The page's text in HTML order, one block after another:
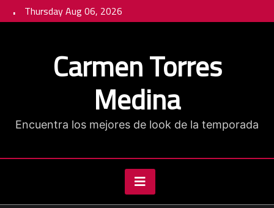
to
Thursday Aug 06, 2026
Carmen Torres
Medina
Encuentra los mejores de look de la temporada